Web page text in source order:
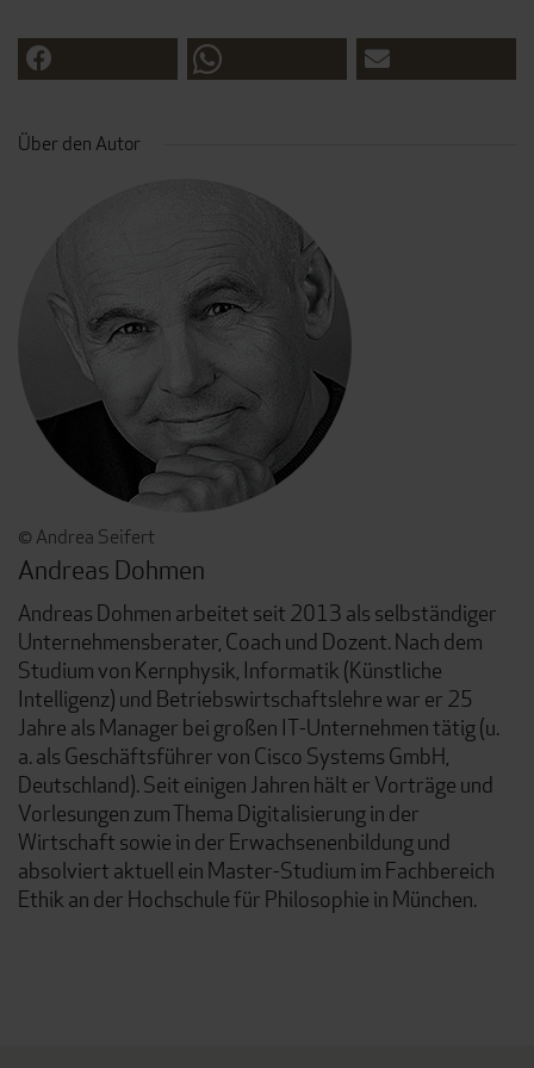
Über den Autor
© Andrea Seifert
Andreas Dohmen
Andreas Dohmen arbeitet seit 2013 als selbständiger
Unternehmensberater, Coach und Dozent. Nach dem
Studium von Kernphysik, Informatik (Künstliche
Intelligenz) und Betriebswirtschaftslehre war er 25
Jahre als Manager bei großen IT-Unternehmen tätig (u.
a. als Geschäftsführer von Cisco Systems GmbH,
Deutschland). Seit einigen Jahren hält er Vorträge und
Vorlesungen zum Thema Digitalisierung in der
Wirtschaft sowie in der Erwachsenenbildung und
absolviert aktuell ein Master-Studium im Fachbereich
Ethik an der Hochschule für Philosophie in München.